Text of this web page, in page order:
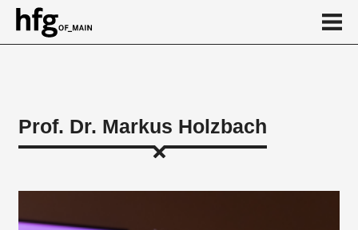
Person
Prof. Dr. Markus Holzbach